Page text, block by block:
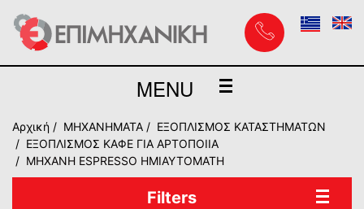
MENU
Αρχική MHXANHMATA
ΕΞΟΠΛΙΣΜΟΣ ΚΑΤΑΣΤΗΜΑΤΩΝ
ΕΞΟΠΛΙΣΜΟΣ ΚΑΦΕ ΓΙΑ ΑΡΤΟΠΟΙΙΑ
ΜΗΧΑΝΗ ESPRESSO ΗΜΙΑΥΤΟΜΑΤΗ
Filters